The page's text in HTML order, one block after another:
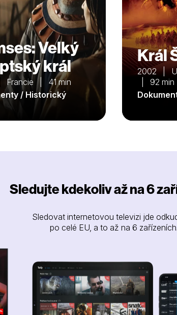
Velký
král
| 41 min
/ Historický
Král
2002 |
| 92 min
Sledujte kdekoliv až na 6
Sledovat internetovou televizi jde
po celé EU, a to až na 6 zařízeních.